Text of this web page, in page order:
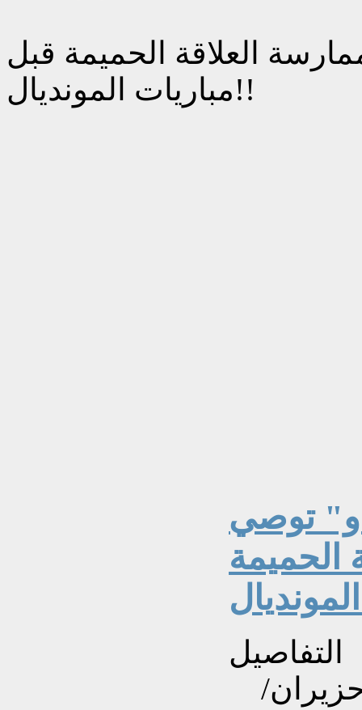
العلاقة الحميمة قبل
مباريات المونديال!!
توصي
الحميمة
التفاصيل
بتاريخ الثلاثاء, 23 حزيران/